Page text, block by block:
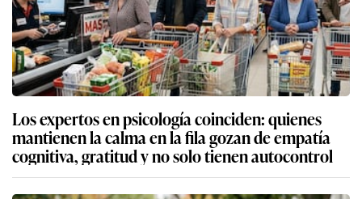
Los expertos en psicología coinciden: quienes
mantienen la calma en la fila gozan de empatía
cognitiva, gratitud y no solo tienen autocontrol